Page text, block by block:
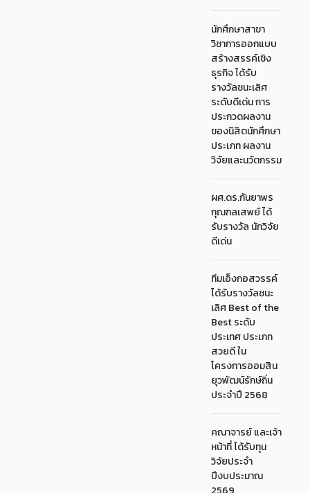
นักศึกษาสาขา
วิชาการออกแบบ
สร้างสรรค์เชิง
ธุรกิจ ได้รับ
รางวัลชนะเลิศ
ระดับดีเด่น การ
ประกวดผลงาน
ของนิสิตนักศึกษา
ประเภท ผลงาน
วิจัยและนวัตกรรม
ผศ.ดร.กันยาพร
กุณฑลเสพย์ ได้
รับรางวัล นักวิจัย
ดีเด่น
ทีมเอ็งกอสวรรค์
ได้รับรางวัลชนะ
เลิศ Best of the
Best ระดับ
ประเทศ ประเภท
สวยดี ใน
โครงการออมสิน
ยุวพัฒน์รักษ์ถิ่น
ประจำปี 2568
คณาจารย์ และเจ้า
หน้าที่ ได้รับทุน
วิจัยประจำ
ปีงบประมาณ